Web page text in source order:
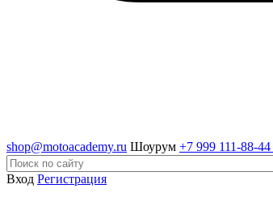
shop@motoacademy.ru Шоурум +7 999 111-88-44
Вход Регистрация